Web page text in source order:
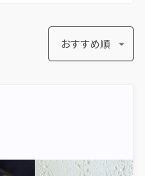
おすすめ順